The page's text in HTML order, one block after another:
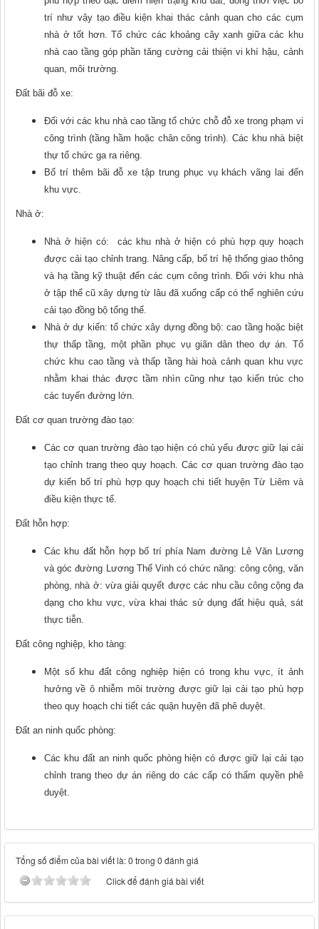
trí như vậy tạo điều kiện khai thác cảnh quan cho các cụm
nhà ở tốt hơn. Tổ chức các khoảng cây xanh giữa các khu
nhà cao tầng góp phần tăng cường cải thiện vi khí hậu, cảnh
quan, môi trường.
Đất bãi đỗ xe:
Đối với các khu nhà cao tầng tổ chức chỗ đỗ xe trong phạm vi
công trình (tầng hầm hoặc chân công trình). Các khu nhà biệt
thự tổ chức ga ra riêng.
Bố trí thêm bãi đỗ xe tập trung phục vụ khách vãng lai đến
khu vực.
Nhà ở:
Nhà ở hiện có: các khu nhà ở hiện có phù hợp quy hoạch
được cải tạo chỉnh trang. Nâng cấp, bố trí hệ thống giao thông
và hạ tầng kỹ thuật đến các cụm công trình. Đối với khu nhà
ở tập thể cũ xây dựng từ lâu đã xuống cấp có thể nghiên cứu
cải tạo đồng bộ tổng thể.
Nhà ở dự kiến: tổ chức xây dựng đồng bộ: cao tầng hoặc biệt
thự thấp tầng, một phần phục vụ giãn dân theo dự án. Tổ
chức khu cao tầng và thấp tầng hài hoà cảnh quan khu vực
nhằm khai thác được tầm nhìn cũng như tạo kiến trúc cho
các tuyến đường lớn.
Đất cơ quan trường đào tạo:
Các cơ quan trường đào tạo hiện có chủ yếu được giữ lại cải
tạo chỉnh trang theo quy hoạch. Các cơ quan trường đào tạo
dự kiến bố trí phù hợp quy hoạch chi tiết huyện Từ Liêm và
điều kiện thực tế.
Đất hỗn hợp:
Các khu đất hỗn hợp bố trí phía Nam đường Lê Văn Lương
và góc đường Lương Thế Vinh có chức năng: công cộng, văn
phòng, nhà ở: vừa giải quyết được các nhu cầu công cộng đa
dạng cho khu vực, vừa khai thác sử dụng đất hiệu quả, sát
thực tiễn.
Đất công nghiệp, kho tàng:
Một số khu đất công nghiệp hiện có trong khu vực, ít ảnh
hưởng về ô nhiễm môi trường được giữ lại cải tạo phù hợp
theo quy hoạch chi tiết các quận huyện đã phê duyệt.
Đất an ninh quốc phòng:
Các khu đất an ninh quốc phòng hiện có được giữ lại cải tạo
chỉnh trang theo dự án riêng do các cấp có thẩm quyền phê
duyệt.
Tổng số điểm của bài viết là: 0 trong 0 đánh giá
Click để đánh giá bài viết